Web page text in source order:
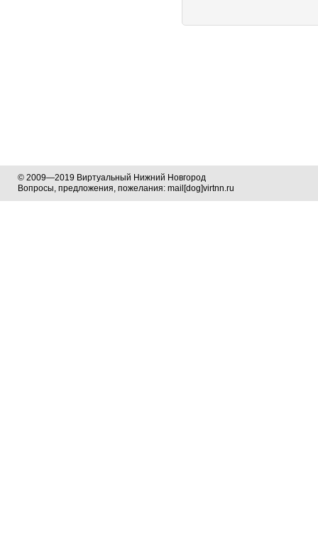
© 2009—2019 Виртуальный Нижний Новгород
Вопросы, предложения, пожелания: mail[dog]virtnn.ru